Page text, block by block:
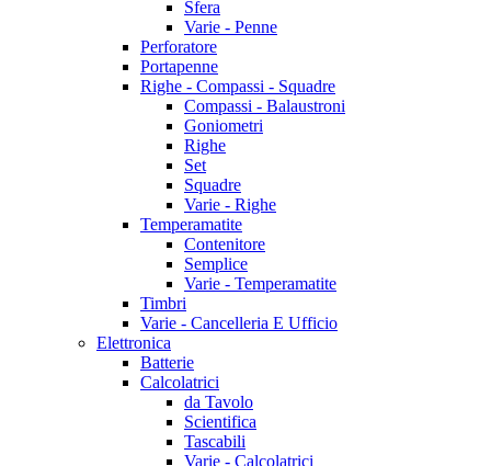
Sfera
Varie - Penne
Perforatore
Portapenne
Righe - Compassi - Squadre
Compassi - Balaustroni
Goniometri
Righe
Set
Squadre
Varie - Righe
Temperamatite
Contenitore
Semplice
Varie - Temperamatite
Timbri
Varie - Cancelleria E Ufficio
Elettronica
Batterie
Calcolatrici
da Tavolo
Scientifica
Tascabili
Varie - Calcolatrici